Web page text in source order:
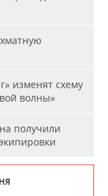
изменят схему
волны»
получили